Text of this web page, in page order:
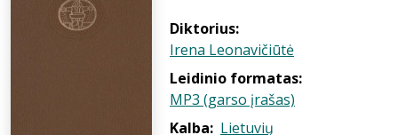
Diktorius:
Irena Leonavičiūtė
Leidinio formatas:
MP3 (garso įrašas)
Kalba: Lietuvių